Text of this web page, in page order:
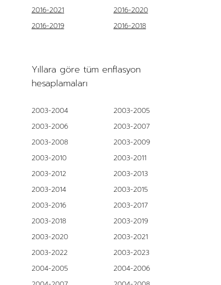
2016-2021
2016-2020
2016-2019
2016-2018
Yıllara göre tüm enflasyon
hesaplamaları
2003-2004
2003-2005
2003-2006
2003-2007
2003-2008
2003-2009
2003-2010
2003-2011
2003-2012
2003-2013
2003-2014
2003-2015
2003-2016
2003-2017
2003-2018
2003-2019
2003-2020
2003-2021
2003-2022
2003-2023
2004-2005
2004-2006